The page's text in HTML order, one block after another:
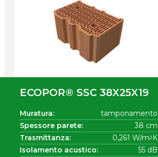
ECOPOR® SSC 38X25X19
Muratura:
tamponamento
Spessore parete:
38 cm
Trasmittanza:
0,261 W/m2 K
Isolamento acustico:
55 dB